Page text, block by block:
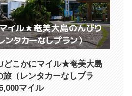
どこかにマイル★奄美大島
旅（レンタカーなしプラ
マイル